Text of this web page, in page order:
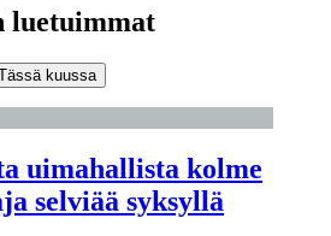
luetuimmat
kuussa
uimahallista kolme
selviää syksyllä